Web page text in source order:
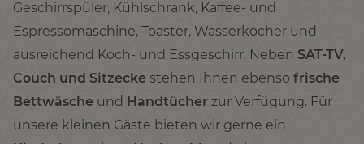
Geschirrspüler, Kühlschrank, Kaffee- und
Espressomaschine, Toaster, Wasserkocher und
ausreichend Koch- und Essgeschirr. Neben SAT-TV,
Couch und Sitzecke stehen Ihnen ebenso frische
Bettwäsche und Handtücher zur Verfügung. Für
unsere kleinen Gäste bieten wir gerne ein